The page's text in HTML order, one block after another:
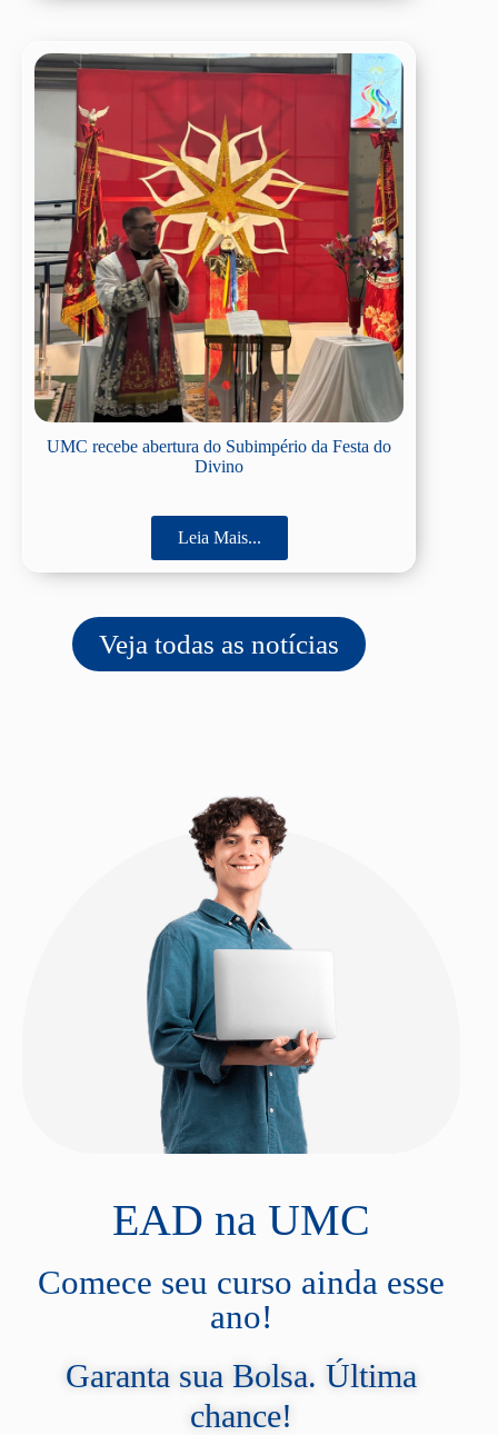
UMC recebe abertura do Subimpério da Festa do
Divino
Leia Mais...
Veja todas as notícias
EAD na UMC
Comece seu curso ainda esse
ano!
Garanta sua Bolsa. Última
chance!